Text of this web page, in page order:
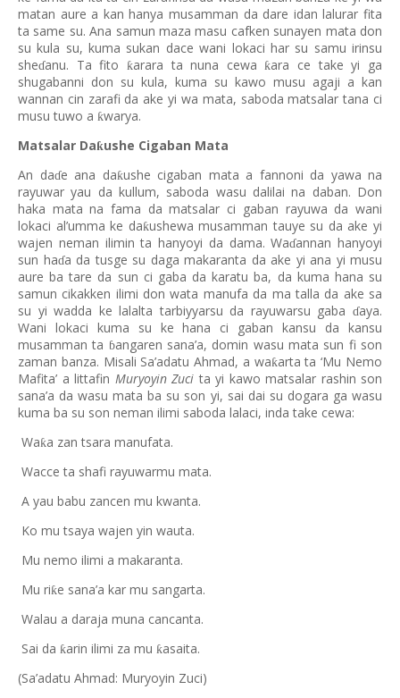
matan aure a kan hanya musamman da dare idan lalurar fita
ta same su. Ana samun maza masu cafken sunayen mata don
su kula su, kuma sukan dace wani lokaci har su samu irinsu
sheɗanu. Ta fito ƙarara ta nuna cewaƙara ce take yi ga
shugabanni don su kula, kuma su kawo musu agaji a kan
wannan cin zarafi da ake yi wa mata, saboda matsalar tana ci
musu tuwo a ƙwarya.
Matsalar Daƙushe Cigaban Mata
An daɗe ana daƙushe cigaban mata a fannoni da yawa na
rayuwar yau da kullum, saboda wasu dalilai na daban. Don
haka mata na fama da matsalar ci gaban rayuwa da wani
lokaci al’umma ke daƙushewa musamman tauye su da ake yi
wajen neman ilimin ta hanyoyi da dama. Waɗannan hanyoyi
sun haɗa da tusge su daga makaranta da ake yi ana yi musu
aure ba tare da sun ci gaba da karatu ba, da kuma hana su
samun cikakken ilimi don wata manufa da ma talla da ake sa
su yi wadda ke lalalta tarbiyyarsu da rayuwarsu gaba ɗaya.
Wani lokaci kuma su ke hana ci gaban kansu da kansu
musamman ta ɓangaren sana’a, domin wasu mata sun fi son
zaman banza. Misali Sa’adatu Ahmad, a waƙarta ta ‘Mu Nemo
Mafita’ a littafin Muryoyin Zucita yi kawo matsalar rashin son
sana’a da wasu mata ba su son yi, sai dai su dogara ga wasu
kuma ba su son neman ilimi saboda lalaci, inda take cewa:
Waƙa zan tsara manufata.
Wacce ta shafi rayuwarmu mata.
A yau babu zancen mu kwanta.
Ko mu tsaya wajen yin wauta.
Mu nemo ilimi a makaranta.
Mu riƙe sana’a kar mu sangarta.
Walau a daraja muna cancanta.
Sai da ƙarin ilimi za mu ƙasaita.
(Sa’adatu Ahmad: Muryoyin Zuci)